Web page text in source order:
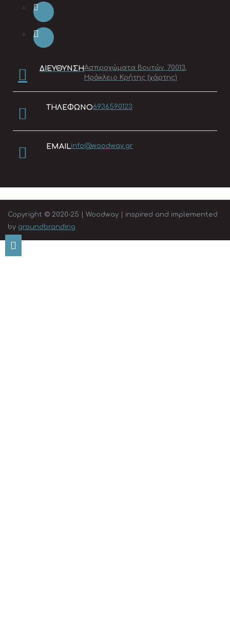
ΔΙΕΎΘΥΝΣΗΑσπροχώματα Βουτών, 70013,
Ηράκλειο Κρήτης (χάρτης)
ΤΗΛΈΦΩΝΟ6936590123
EMAILinfo@woodway.gr
Copyright © 2020-25 | Woodway | inspired and implemented
by groundbranding